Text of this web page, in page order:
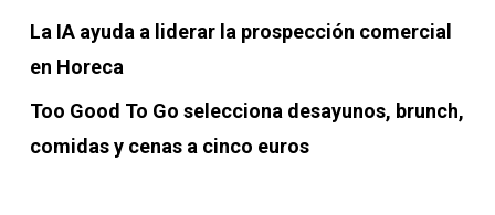
La IA ayuda a liderar la prospección comercial
en Horeca
Too Good To Go selecciona desayunos, brunch,
comidas y cenas a cinco euros